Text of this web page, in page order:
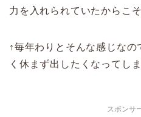
力を入れられていたからこそ
↑毎年わりとそんな感じな
く休まず出したくなってし
スポンサ